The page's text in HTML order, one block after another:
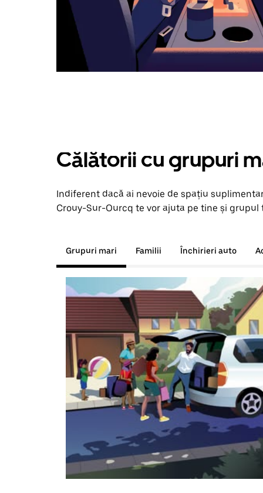
Călătorii cu grupuri
Indiferent dacă ai nevoie de spațiu
Crouy-Sur-Ourcq te vor ajuta pe tine și
Grupuri mari Familii Închirieri auto